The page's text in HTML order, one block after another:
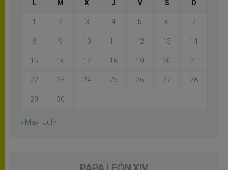
L M X J V S D
1 2 3 4 5 6 7
8 9 10 11 12 13 14
15 16 17 18 19 20 21
22 23 24 25 26 27 28
29 30
« May Jul »